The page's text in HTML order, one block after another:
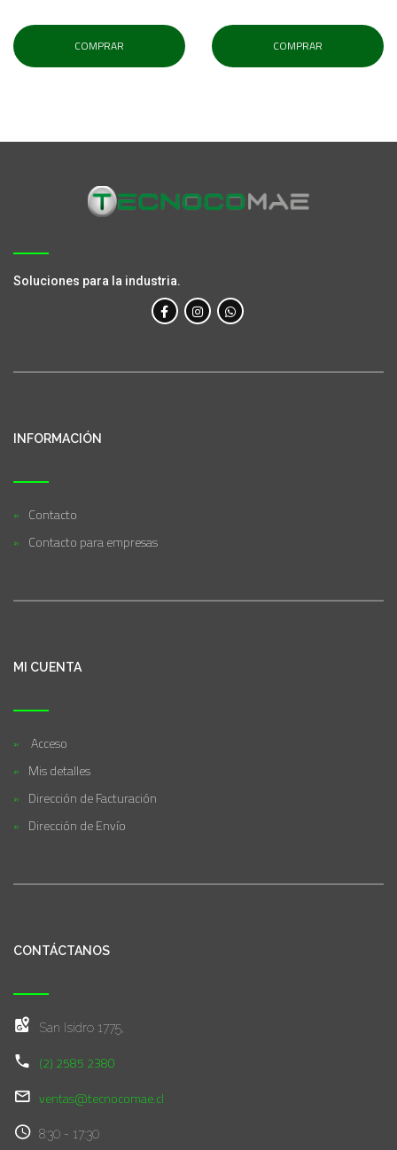
COMPRAR COMPRAR
Soluciones para la industria.
INFORMACIÓN
Contacto
Contacto para empresas
MI CUENTA
Acceso
Mis detalles
Dirección de Facturación
Dirección de Envío
CONTÁCTANOS
San Isidro 1775,
(2) 2585 2380
ventas@tecnocomae.cl
8:30 - 17:30